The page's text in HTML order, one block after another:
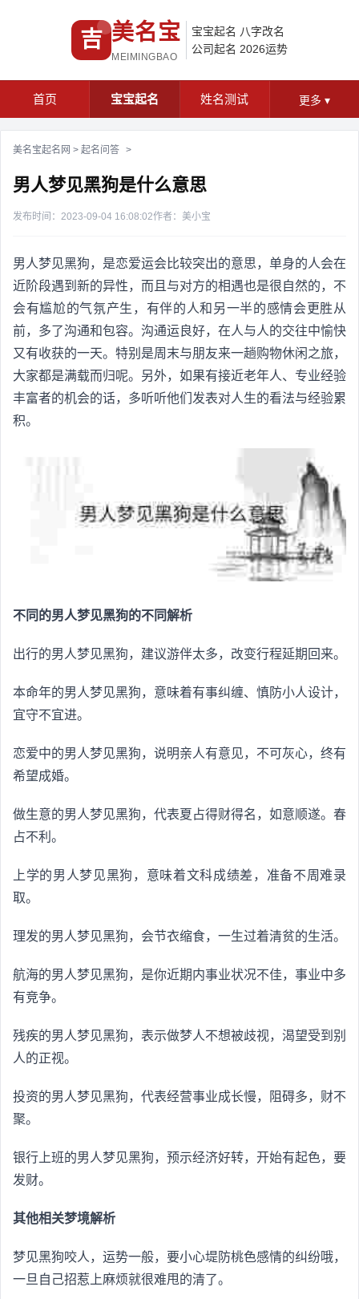
吉 美名宝
MEIMINGBAO
宝宝起名 八字改名
公司起名 2026运势
首页 宝宝起名 姓名测试 更多 ▾
美名宝起名网 > 起名问答 >
男人梦见黑狗是什么意思
发布时间：2023-09-04 16:08:02作者：美小宝
男人梦见黑狗，是恋爱运会比较突出的意思，单身的人会在
近阶段遇到新的异性，而且与对方的相遇也是很自然的，不
会有尴尬的气氛产生，有伴的人和另一半的感情会更胜从
前，多了沟通和包容。沟通运良好，在人与人的交往中愉快
又有收获的一天。特别是周末与朋友来一趟购物休闲之旅，
大家都是满载而归呢。另外，如果有接近老年人、专业经验
丰富者的机会的话，多听听他们发表对人生的看法与经验累
积。
不同的男人梦见黑狗的不同解析
出行的男人梦见黑狗，建议游伴太多，改变行程延期回来。
本命年的男人梦见黑狗，意味着有事纠缠、慎防小人设计，
宜守不宜进。
恋爱中的男人梦见黑狗，说明亲人有意见，不可灰心，终有
希望成婚。
做生意的男人梦见黑狗，代表夏占得财得名，如意顺遂。春
占不利。
上学的男人梦见黑狗，意味着文科成绩差，准备不周难录
取。
理发的男人梦见黑狗，会节衣缩食，一生过着清贫的生活。
航海的男人梦见黑狗，是你近期内事业状况不佳，事业中多
有竞争。
残疾的男人梦见黑狗，表示做梦人不想被歧视，渴望受到别
人的正视。
投资的男人梦见黑狗，代表经营事业成长慢，阻碍多，财不
聚。
银行上班的男人梦见黑狗，预示经济好转，开始有起色，要
发财。
其他相关梦境解析
梦见黑狗咬人，运势一般，要小心堤防桃色感情的纠纷哦，
一旦自己招惹上麻烦就很难甩的清了。